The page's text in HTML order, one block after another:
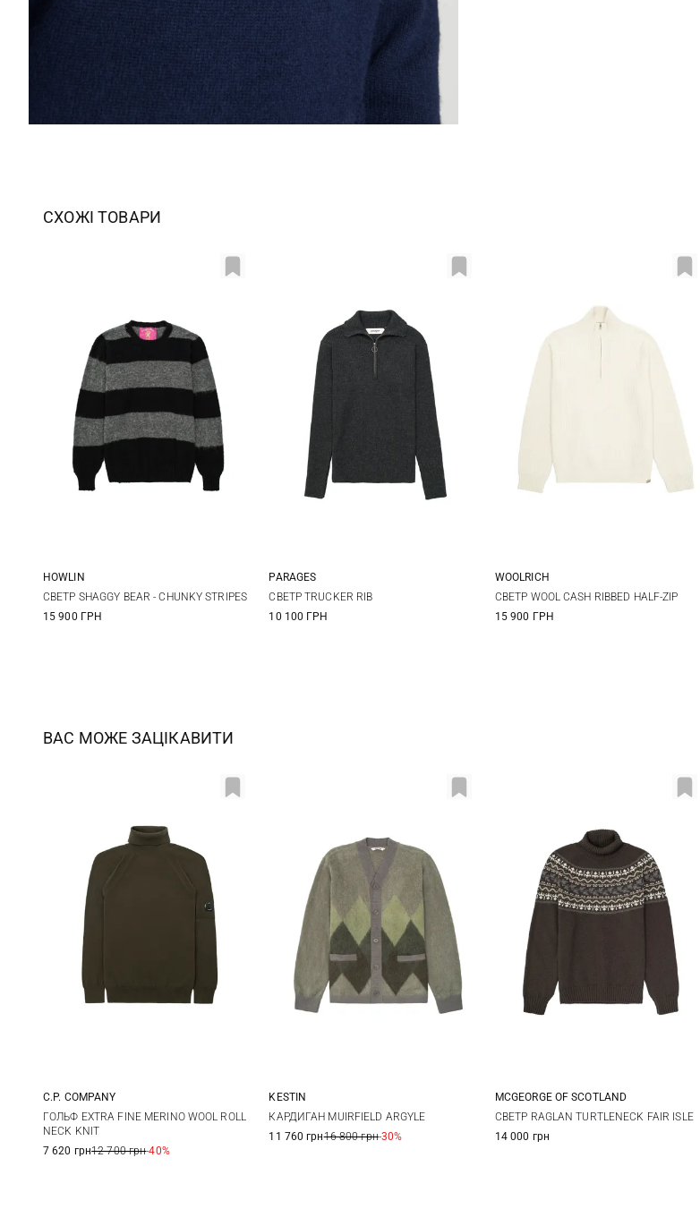
СХОЖІ ТОВАРИ
M L XL
HOWLIN
СВЕТР SHAGGY BEAR - CHUNKY STRIPES
15 900 ГРН
S M
PARAGES
СВЕТР TRUCKER RIB
10 100 ГРН
S M L XL
WOOLRICH
СВЕТР WOOL CASH RIBBED HALF-ZIP
15 900 ГРН
ВАС МОЖЕ ЗАЦІКАВИТИ
M L XL XXL
C.P. COMPANY
ГОЛЬФ EXTRA FINE MERINO WOOL ROLL
NECK KNIT
7 620 грн12 700 грн-40%
M L XL
KESTIN
КАРДИГАН MUIRFIELD ARGYLE
11 760 грн16 800 грн-30%
48 50 52 54
MCGEORGE OF SCOTLAND
СВЕТР RAGLAN TURTLENECK FAIR ISLE
14 000 грн